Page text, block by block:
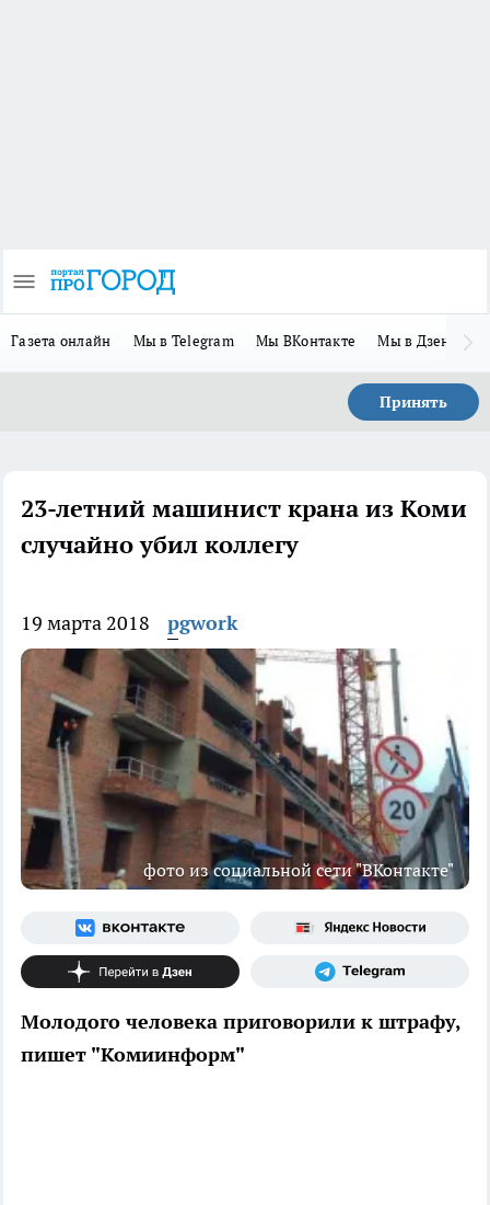
Газета онлайн Мы в Telegram Мы ВКонтакте Мы в Дзене
Принять
23-летний машинист крана из Коми
случайно убил коллегу
19 марта 2018 pgwork
фото из социальной сети "ВКонтакте"
Молодого человека приговорили к штрафу,
пишет "Комиинформ"